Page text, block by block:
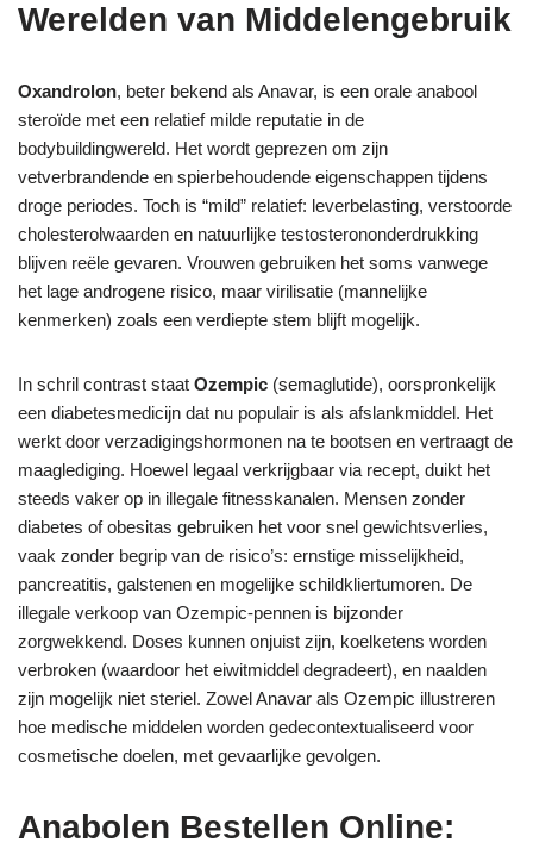
Werelden van Middelengebruik
Oxandrolon, beter bekend als Anavar, is een orale anabool
steroïde met een relatief milde reputatie in de
bodybuildingwereld. Het wordt geprezen om zijn
vetverbrandende en spierbehoudende eigenschappen tijdens
droge periodes. Toch is “mild” relatief: leverbelasting, verstoorde
cholesterolwaarden en natuurlijke testosterononderdrukking
blijven reële gevaren. Vrouwen gebruiken het soms vanwege
het lage androgene risico, maar virilisatie (mannelijke
kenmerken) zoals een verdiepte stem blijft mogelijk.
In schril contrast staat Ozempic (semaglutide), oorspronkelijk
een diabetesmedicijn dat nu populair is als afslankmiddel. Het
werkt door verzadigingshormonen na te bootsen en vertraagt de
maaglediging. Hoewel legaal verkrijgbaar via recept, duikt het
steeds vaker op in illegale fitnesskanalen. Mensen zonder
diabetes of obesitas gebruiken het voor snel gewichtsverlies,
vaak zonder begrip van de risico’s: ernstige misselijkheid,
pancreatitis, galstenen en mogelijke schildkliertumoren. De
illegale verkoop van Ozempic-pennen is bijzonder
zorgwekkend. Doses kunnen onjuist zijn, koelketens worden
verbroken (waardoor het eiwitmiddel degradeert), en naalden
zijn mogelijk niet steriel. Zowel Anavar als Ozempic illustreren
hoe medische middelen worden gedecontextualiseerd voor
cosmetische doelen, met gevaarlijke gevolgen.
Anabolen Bestellen Online: